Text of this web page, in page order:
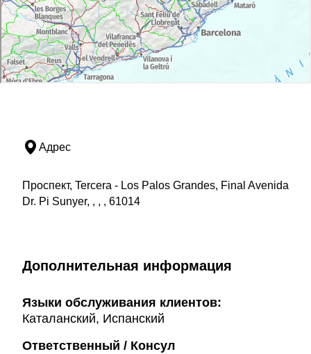
Адрес
Проспект, Tercera - Los Palos Grandes, Final Avenida
Dr. Pi Sunyer, , , , 61014
Дополнительная информация
Языки обслуживания клиентов:
Каталанский, Испанский
Ответственный / Консул